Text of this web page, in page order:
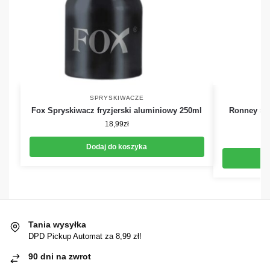
SPRYSKIWACZE
Fox Spryskiwacz fryzjerski aluminiowy 250ml
18,99zł
Dodaj do koszyka
Ronney
Tania wysyłka
DPD Pickup Automat za 8,99 zł!
90 dni na zwrot